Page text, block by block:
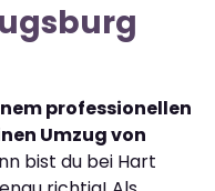
professionellen
Umzug von
bist du bei Hart